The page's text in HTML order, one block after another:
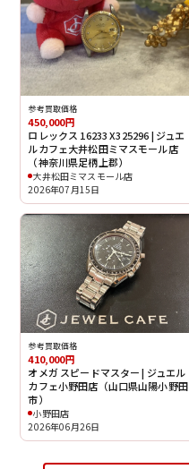
参考買取価格
450,000円
ロレックス 16233 X325296 | ジュエ
ルカフェ大井松田ミマスモール店
（神奈川県足柄上郡）
大井松田ミマスモール店
2026年07月15日
参考買取価格
410,000円
オメガ スピードマスター | ジュエル
カフェ小野田店（山口県山陽小野田
市）
小野田店
2026年06月26日